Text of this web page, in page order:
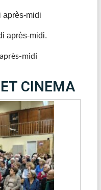
après-midi
après-midi.
midi
CINEMA